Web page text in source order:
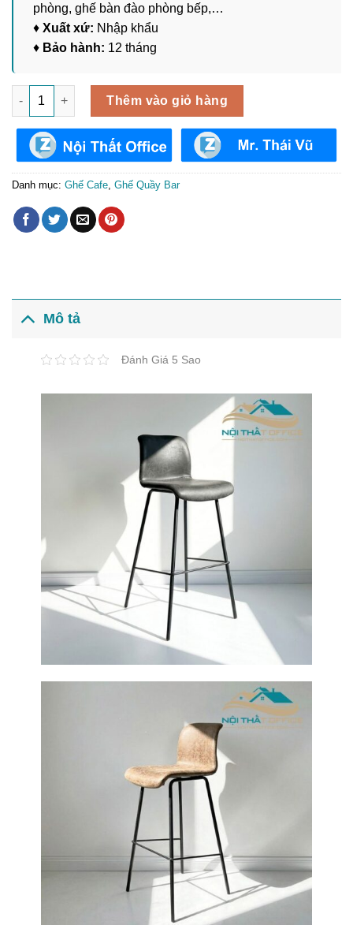
phòng, ghế bàn đào phòng bếp,…
♦ Xuất xứ: Nhập khẩu
♦ Bảo hành: 12 tháng
Ghế Quầy Bar Chân Cố Định GBR-031 số lượng
Thêm vào giỏ hàng
Danh mục: Ghế Cafe Ghế Quầy Bar
Mô tả
Đánh Giá 5 Sao